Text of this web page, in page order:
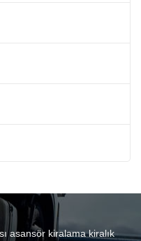
asansör kiralama kiralık